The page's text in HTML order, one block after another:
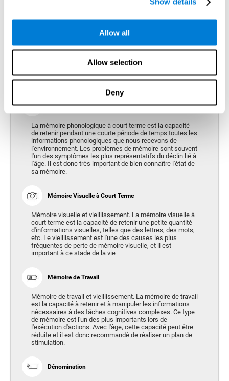
Allow all
Allow selection
Deny
personnes de plus de 65 ans (CAB-AG) consacre une grande
Mémoire
Capacité de retenir ou manipuler de nouvelles informations et de
récupérer les souvenirs du passé.
Mémoire Phonologique à Court-terme
La mémoire phonologique à court terme est la capacité
de retenir pendant une courte période de temps toutes les
informations phonologiques que nous recevons de
l'environnement. Les problèmes de mémoire sont souvent
l'un des symptômes les plus représentatifs du déclin lié à
l'âge. Il est donc très important de bien connaître l'état de
sa mémoire.
Mémoire Visuelle à Court Terme
Mémoire visuelle et vieillissement. La mémoire visuelle à
court terme est la capacité de retenir une petite quantité
d'informations visuelles, telles que des lettres, des mots,
etc. Le vieillissement est l'une des causes les plus
fréquentes de perte de mémoire visuelle, et il est
important à ce stade de la vie
Mémoire de Travail
Mémoire de travail et vieillissement. La mémoire de travail
est la capacité à retenir et à manipuler les informations
nécessaires à des tâches cognitives complexes. Ce type
de mémoire est l'un des plus importants lors de
l'exécution d'actions. Avec l'âge, cette capacité peut être
réduite et il est donc recommandé de réaliser un plan de
stimulation.
Dénomination